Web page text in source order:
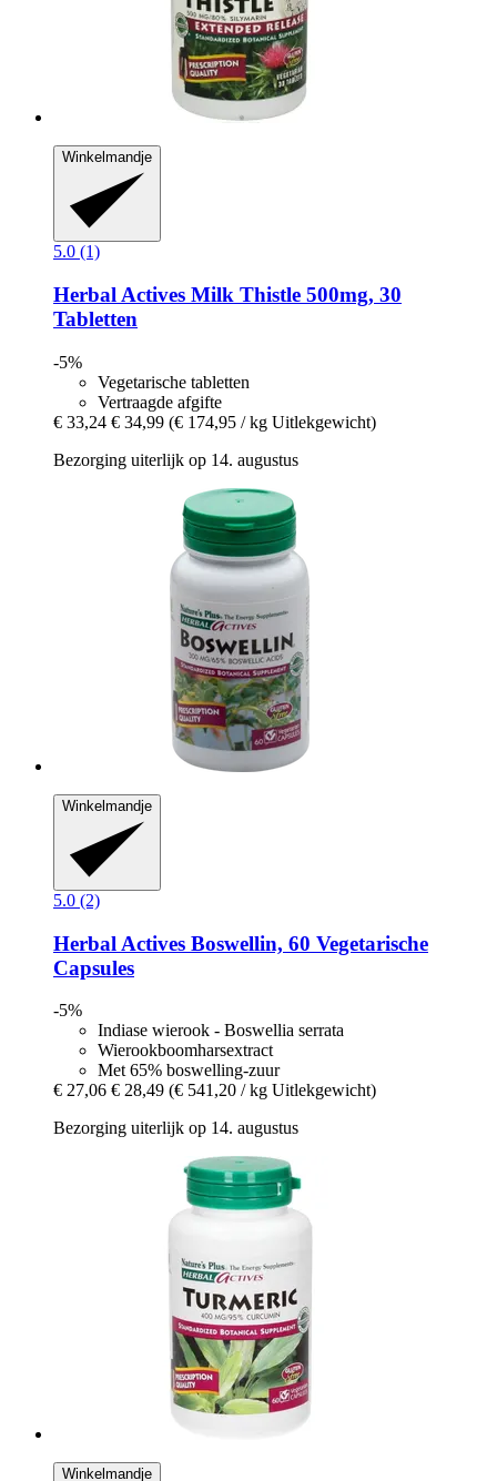
Winkelmandje
5.0 (1)
Herbal Actives Milk Thistle 500mg, 30
Tabletten
-5%
Vegetarische tabletten
Vertraagde afgifte
€ 33,24 € 34,99 (€ 174,95 / kg Uitlekgewicht)
Bezorging uiterlijk op 14. augustus
Winkelmandje
5.0 (2)
Herbal Actives Boswellin, 60 Vegetarische
Capsules
-5%
Indiase wierook - Boswellia serrata
Wierookboomharsextract
Met 65% boswelling-zuur
€ 27,06 € 28,49 (€ 541,20 / kg Uitlekgewicht)
Bezorging uiterlijk op 14. augustus
Winkelmandje